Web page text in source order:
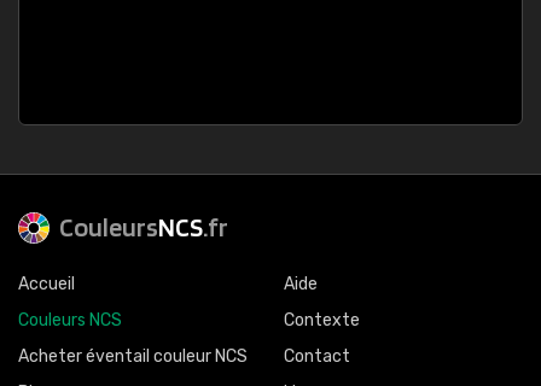
CouleursNCS.fr
Accueil
Couleurs NCS
Acheter éventail couleur NCS
Aide
Contexte
Contact